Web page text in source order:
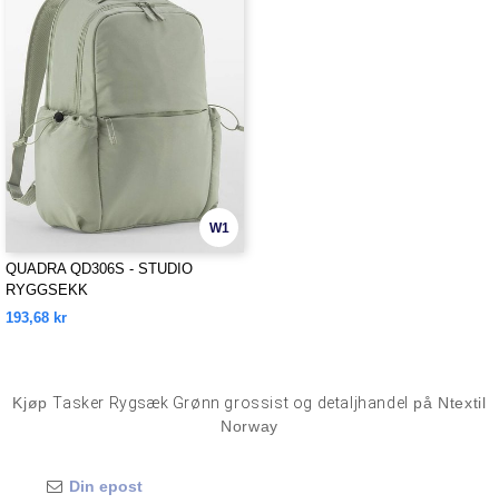
W1
QUADRA QD306S - STUDIO
RYGGSEKK
193,68 kr
KjøpTasker Rygsæk Grønn grossist og detaljhandel på Ntextil
Norway